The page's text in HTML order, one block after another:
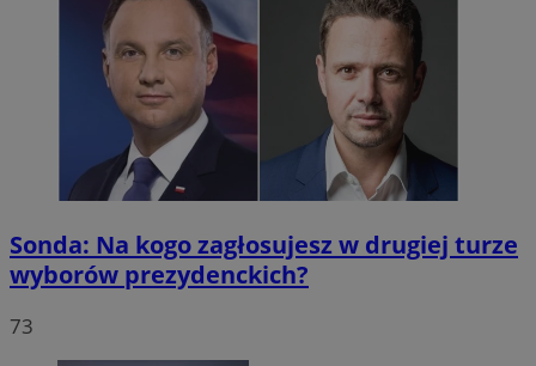
Sonda: Na kogo zagłosujesz w drugiej turze
wyborów prezydenckich?
73